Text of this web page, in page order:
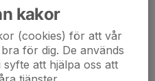
kakor
(cookies) för att vår
för dig. De används
att hjälpa oss att